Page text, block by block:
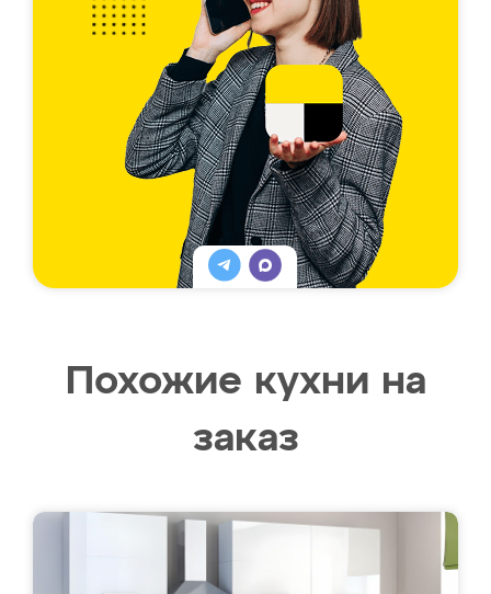
Похожие кухни на
заказ